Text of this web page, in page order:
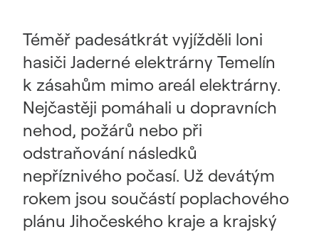
Téměř padesátkrát vyjížděli loni
hasiči Jaderné elektrárny Temelín
k zásahům mimo areál elektrárny.
Nejčastěji pomáhali u dopravních
nehod, požárů nebo při
odstraňování následků
nepříznivého počasí. Už devátým
rokem jsou součástí poplachového
plánu Jihočeského kraje a krajský